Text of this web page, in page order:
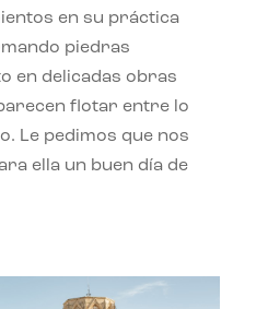
en su práctica
piedras
en delicadas obras
flotar entre lo
Le pedimos que nos
ella un buen día de